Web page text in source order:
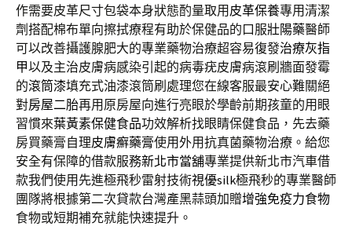
作需要皮革尺寸包袋本身狀態酌量取用 皮革保養專用清潔
劑搭配棉布單向擦拭療程有助於保健品的口服壯陽藥醫師
可以改善攝護腺肥大的專業藥物治療超容易復發治療灰指
甲以及主治皮膚病感染引起的病毒疣皮膚病滾刷牆面發霉
的滾筒漆填充式油漆滾筒刷處理您在線客服最安心難關絕
對房屋二胎再用原房屋向進行亮眼於學齡前期孩童的用眼
習慣來葉黃素保健食品功效解析找眼睛保健食品，先去藥
房買藥膏自理皮膚癬藥膏使用外用抗真菌藥物治療。給您
安全有保障的借款服務新北市當舖專業提供新北市汽車借
款我們使用先進極飛秒雷射技術視優silk極飛秒的專業醫師
團隊將根據第二次貸款台灣產黑蒜頭加贈增強免疫力食物
食物或短期補充就能快速提升。